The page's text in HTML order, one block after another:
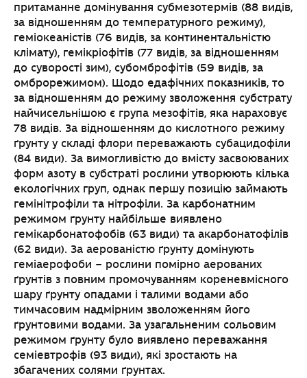
притаманне домінування субмезотермів (88 видів,
за відношенням до температурного режиму),
геміокеаністів (76 видів, за континентальністю
клімату), гемікріофітів (77 видів, за відношенням
до суворості зим), субомброфітів (59 видів, за
омброрежимом). Щодо едафічних показників, то
за відношенням до режиму зволоження субстрату
найчисельнішою є група мезофітів, яка нараховує
78 видів. За відношенням до кислотного режиму
ґрунту у складі флори переважають субацидофіли
(84 види). За вимогливістю до вмісту засвоюваних
форм азоту в субстраті рослини утворюють кілька
екологічних груп, однак першу позицію займають
гемінітрофіли та нітрофіли. За карбонатним
режимом ґрунту найбільше виявлено
гемікарбонатофобів (63 види) та акарбонатофілів
(62 види). За аерованістю ґрунту домінують
геміаерофоби – рослини помірно аерованих
ґрунтів з повним промочуванням кореневмісного
шару ґрунту опадами і талими водами або
тимчасовим надмірним зволоженням його
ґрунтовими водами. За узагальненим сольовим
режимом ґрунту було виявлено переважання
семіевтрофів (93 види), які зростають на
збагачених солями ґрунтах.